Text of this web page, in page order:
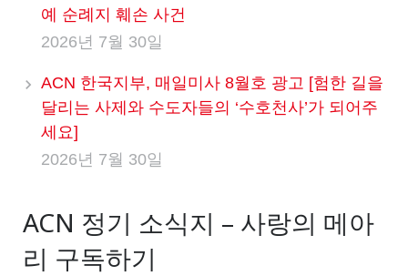
예 순례지 훼손 사건
2026년 7월 30일
ACN 한국지부, 매일미사 8월호 광고 [험한 길을
달리는 사제와 수도자들의 ‘수호천사’가 되어주
세요]
2026년 7월 30일
ACN 정기 소식지 – 사랑의 메아
리 구독하기